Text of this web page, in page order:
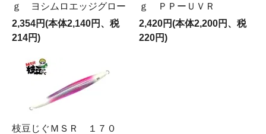
ｇ ヨシムロエッジグロー
2,354円(本体2,140円、税
214円)
ｇ ＰＰーＵＶＲ
2,420円(本体2,200円、税
220円)
枝豆じぐＭＳＲ １７０